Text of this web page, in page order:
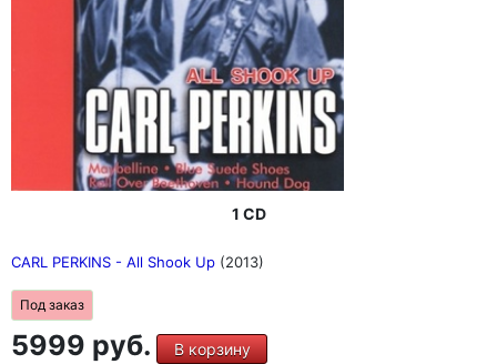
1 CD
CARL PERKINS - All Shook Up (2013)
Под заказ
5999 руб. В корзину